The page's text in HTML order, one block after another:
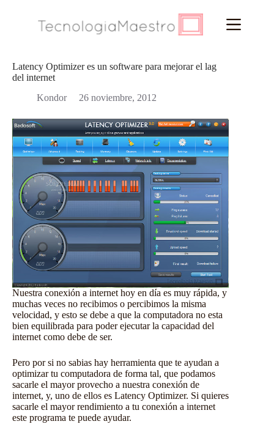
Latency Optimizer es un software para mejorar el lag
del internet
Kondor
26 noviembre, 2012
Nuestra conexión a internet hoy en día es muy rápida, y
muchas veces no recibimos o percibimos la misma
velocidad, y esto se debe a que la computadora no esta
bien equilibrada para poder ejecutar la capacidad del
internet como debe de ser.
Pero por si no sabias hay herramienta que te ayudan a
optimizar tu computadora de forma tal, que podamos
sacarle el mayor provecho a nuestra conexión de
internet, y, uno de ellos es Latency Optimizer. Si quieres
sacarle el mayor rendimiento a tu conexión a internet
este programa te puede ayudar.